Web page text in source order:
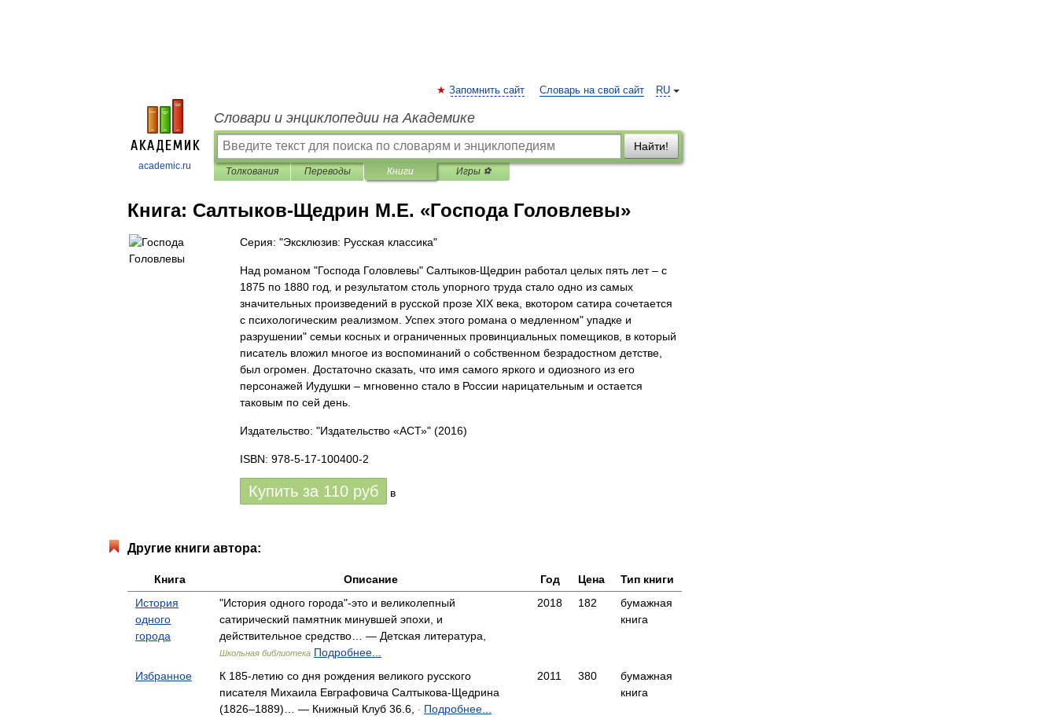
academic.ru
RU
Запомнить сайт Словарь на свой сайт
Словари и энциклопедии на Академике
Найти!
Толкования Переводы Книги Игры ⚽
Книга: Салтыков-Щедрин М.Е. «Господа Головлевы»
Серия: "Эксклюзив: Русская классика"
Над романом "Господа Головлевы" Салтыков-Щедрин работал целых пять лет – с
1875 по 1880 год, и результатом столь упорного труда стало одно из самых
значительных произведений в русской прозе XIX века, вкотором сатира сочетается
с психологическим реализмом. Успех этого романа о медленном" упадке и
разрушении" семьи косных и ограниченных провинциальных помещиков, в который
писатель вложил многое из воспоминаний о собственном безрадостном детстве,
был огромен. Достаточно сказать, что имя самого яркого и одиозного из его
персонажей Иудушки – мгновенно стало в России нарицательным и остается
таковым по сей день.
Издательство: "Издательство «АСТ»" (2016)
ISBN: 978-5-17-100400-2
Купить за 110 руб в
Другие книги автора:
Книга Описание Год Цена
Тип книги
История
одного
города
"История одного города"-это и великолепный
сатирический памятник минувшей эпохи, и
действительное средство… — Детская литература,
Школьная библиотека Подробнее...
2018 182
бумажная
книга
Избранное
К 185-летию со дня рождения великого русского
писателя Михаила Евграфовича Салтыкова-Щедрина
(1826–1889)… — Книжный Клуб 36.6,
- Подробнее...
2011 380
бумажная
книга